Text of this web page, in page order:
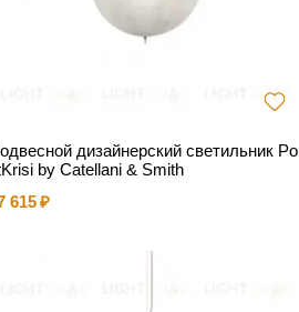
дизайнерский светильник Po
by Catellani & Smith
615